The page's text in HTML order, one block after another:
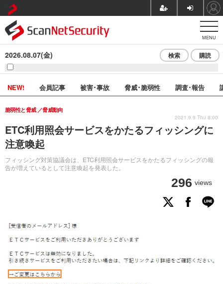
MENU
2026.08.07(金) 検索 購読
NEW! 会員記事 被害･事故 脅威･脆弱性 調査･報告
ETC利用照会サービスをかたるフィッシングに
注意喚起
フィッシング対策協議会は、ETC利用照会サービスをかたるフィッシングの報
告が増えているとして注意喚起を発表した。
脆弱性と脅威 脅威動向
296 views
2021.9.9 Thu 8:00